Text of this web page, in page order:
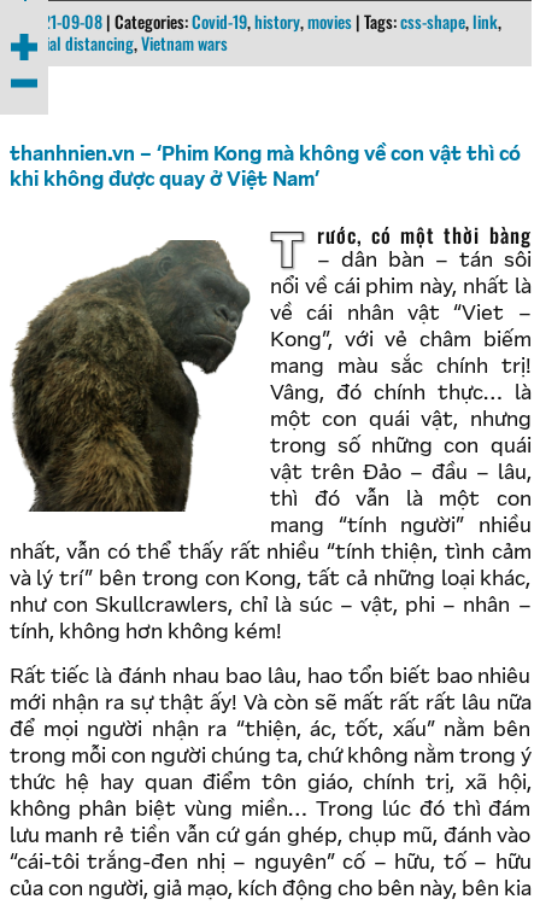
2021-09-08 | Categories:Covid-19,history,movies | Tags:css-shape,link,
social distancing,Vietnam wars
thanhnien.vn – ‘Phim Kong mà không về con vật thì có
khi không được quay ở Việt Nam’
Trước, có một thời bàng
– dân bàn – tán sôi
nổi về cái phim này, nhất là
về cái nhân vật “Viet –
Kong”, với vẻ châm biếm
mang màu sắc chính trị!
Vâng, đó chính thực… là
một con quái vật, nhưng
trong số những con quái
vật trên Đảo – đầu – lâu,
thì đó vẫn là một con
mang “tính người” nhiều
nhất, vẫn có thể thấy rất nhiều “tính thiện, tình cảm
và lý trí” bên trong con Kong, tất cả những loại khác,
như con Skullcrawlers, chỉ là súc – vật, phi – nhân –
tính, không hơn không kém!
Rất tiếc là đánh nhau bao lâu, hao tổn biết bao nhiêu
mới nhận ra sự thật ấy! Và còn sẽ mất rất rất lâu nữa
để mọi người nhận ra “thiện, ác, tốt, xấu” nằm bên
trong mỗi con người chúng ta, chứ không nằm trong ý
thức hệ hay quan điểm tôn giáo, chính trị, xã hội,
không phân biệt vùng miền… Trong lúc đó thì đám
lưu manh rẻ tiền vẫn cứ gán ghép, chụp mũ, đánh vào
“cái-tôi trắng-đen nhị – nguyên” cố – hữu, tố – hữu
của con người, giả mạo, kích động cho bên này, bên kia